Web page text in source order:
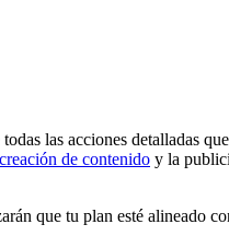
las acciones detalladas
creación de contenido y la
que tu plan esté alineado